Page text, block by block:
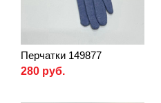
Перчатки 149877
280 руб.